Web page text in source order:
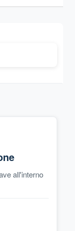
all'interno